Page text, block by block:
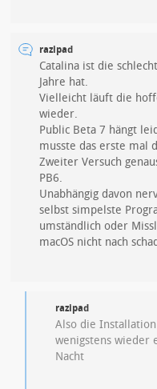
razipad
Catalina ist die
Jahre hat.
Vielleicht läuft die
wieder.
Public Beta 7 hängt
musste das erste mal
Zweiter Versuch
PB6.
Unabhängig davon
selbst simpelste
umständlich oder
macOS nicht nach
razipad
Also die
wenigstens wieder
Nacht